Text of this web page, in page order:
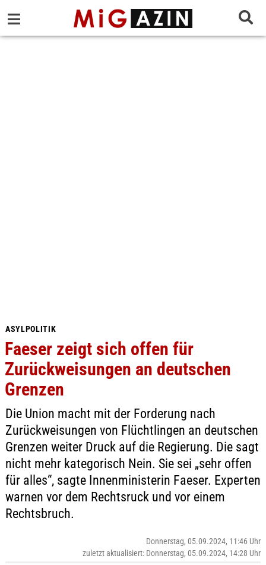
ASYLPOLITIK
Faeser zeigt sich offen für
Zurückweisungen an deutschen
Grenzen
Die Union macht mit der Forderung nach
Zurückweisungen von Flüchtlingen an deutschen
Grenzen weiter Druck auf die Regierung. Die sagt
nicht mehr kategorisch Nein. Sie sei „sehr offen
für alles“, sagte Innenministerin Faeser. Experten
warnen vor dem Rechtsruck und vor einem
Rechtsbruch.
Donnerstag, 05.09.2024, 11:46 Uhr
zuletzt aktualisiert: Donnerstag, 05.09.2024, 14:28 Uhr